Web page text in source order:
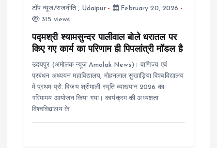
टॉप न्यूज/राजनीति , Udaipur
February 20, 2026
315 views
पद्मश्री श्यामसुन्दर पालीवाल बोले धरातल पर
किए गए कार्य का परिणाम ही पिपलांत्री मॉडल है
उदयपुर (अमोलक न्यूज Amolak News)। वाणिज्य एवं
प्रबंधन अध्ययन महाविद्यालय, मोहनलाल सुखाड़िया विश्वविद्यालय
में प्रथम प्रो. विजय श्रीमाली स्मृति व्याख्यान 2026 का
गरिमामय आयोजन किया गया। कार्यक्रम की अध्यक्षता
विश्वविद्यालय के…